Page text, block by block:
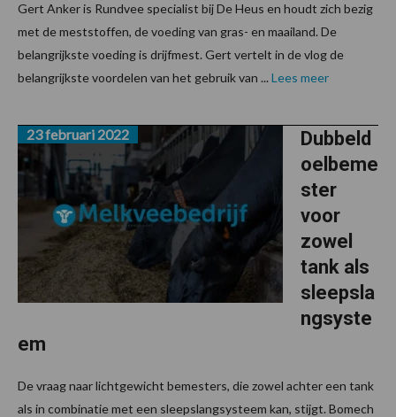
Gert Anker is Rundvee specialist bij De Heus en houdt zich bezig
met de meststoffen, de voeding van gras- en maailand. De
belangrijkste voeding is drijfmest. Gert vertelt in de vlog de
belangrijkste voordelen van het gebruik van ... Lees meer
Dubbeld
oelbeme
ster
voor
zowel
tank als
sleepsla
ngsyste
em
23 februari 2022
De vraag naar lichtgewicht bemesters, die zowel achter een tank
als in combinatie met een sleepslangsysteem kan, stijgt. Bomech